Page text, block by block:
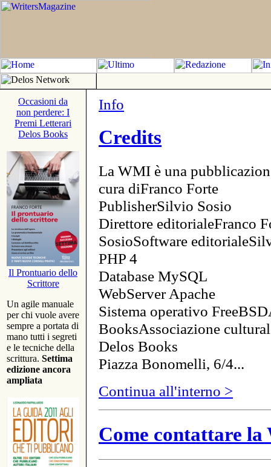
Occasioni da
non perdere: I
Premi Letterari
Delos Books
Il Prontuario dello
Scrittore
Un agile manuale
per chi vuole avere
sempre a portata di
mano tutti i segreti
e le tecniche della
scrittura. Settima
edizione ancora
ampliata
Info
Credits
La WMI è una
cura diFranco Forte
PublisherSilvio Sosio
Direttore editorialeFranco
SosioSoftware
PHP 4
Database MySQL
WebServer Apache
Sistema operativo
BooksAssociazione
Delos Books
Piazza Bonomelli, 6/4...
Continua all'interno >
Come contattare